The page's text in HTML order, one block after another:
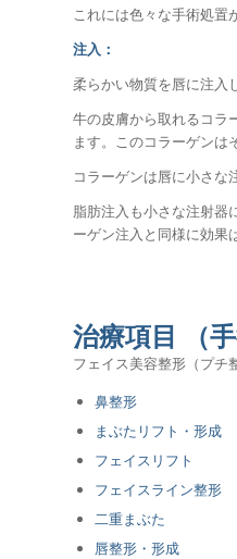
これには色々な手術処置
注入：
柔らかい物質を唇に注入
牛の皮膚から取れるコラ
ます。このコラーゲンは
コラーゲンは唇に小さな
脂肪注入も小さな注射器
ーゲン注入と同様に効果
治療項目 （手
フェイス美容整形（プチ
鼻整形
まぶたリフト・形成
フェイスリフト
フェイスライン整形
二重まぶた
唇整形・形成